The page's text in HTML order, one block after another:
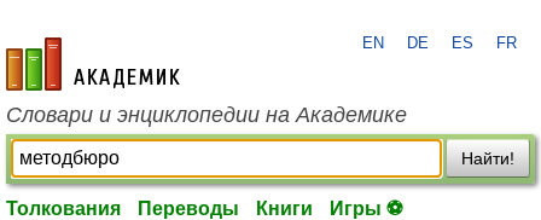
academic.ru
EN DE ES FR
Словари и энциклопедии на Академике
Найти!
Толкования Переводы Книги Игры ⚽